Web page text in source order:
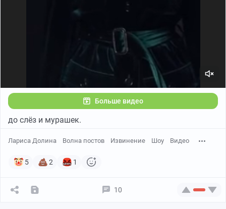
Больше видео
до слёз и мурашек.
Лариса Долина Волна постов Извинение Шоу Видео
5 2 1
10